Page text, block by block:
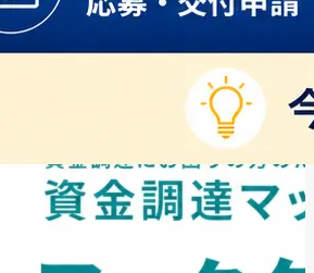
ファクタリング
ペイトナーファクタリングの活用